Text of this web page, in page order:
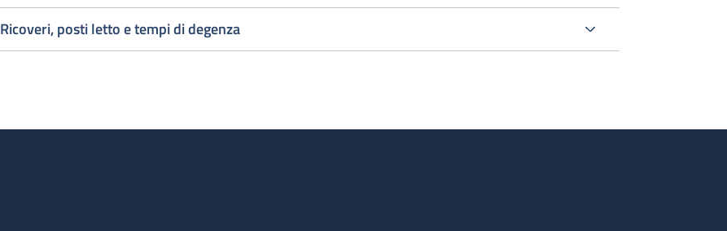
Ricoveri, posti letto e tempi di degenza